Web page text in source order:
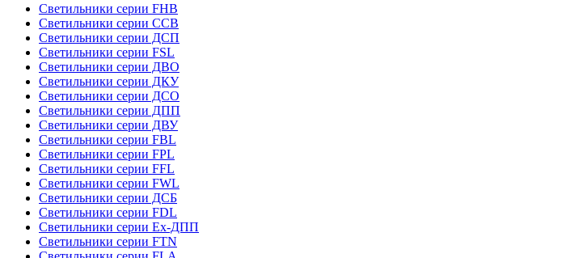
Светильники серии FHB
Светильники серии ССВ
Светильники серии ДСП
Светильники серии FSL
Светильники серии ДВО
Светильники серии ДКУ
Светильники серии ДСО
Светильники серии ДПП
Светильники серии ДВУ
Светильники серии FBL
Светильники серии FPL
Светильники серии FFL
Светильники серии FWL
Светильники серии ДСБ
Светильники серии FDL
Светильники серии Ex-ДПП
Светильники серии FTN